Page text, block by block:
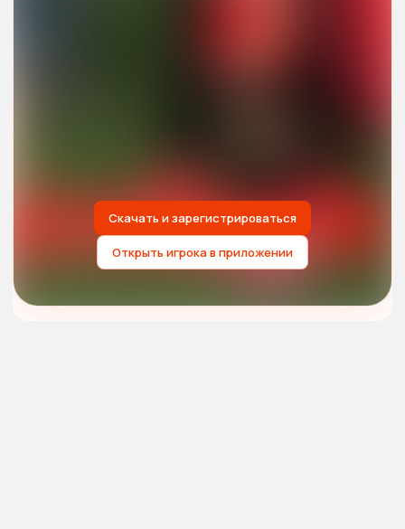
Скачать и зарегистрироваться
Открыть игрока в приложении